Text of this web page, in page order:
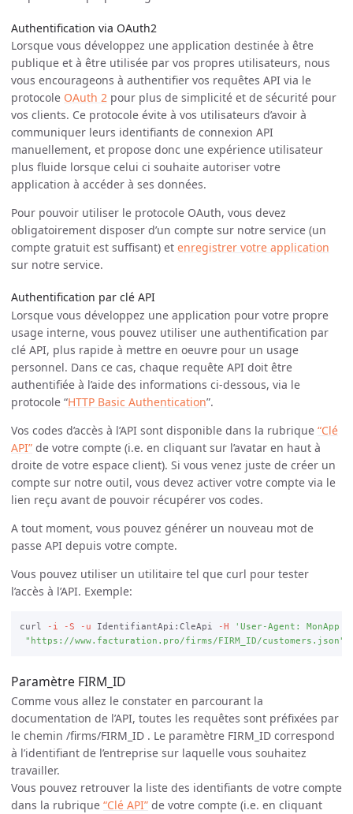
Authentification via OAuth2
Lorsque vous développez une application destinée à être
publique et à être utilisée par vos propres utilisateurs, nous
vous encourageons à authentifier vos requêtes API via le
protocole OAuth 2 pour plus de simplicité et de sécurité pour
vos clients. Ce protocole évite à vos utilisateurs d’avoir à
communiquer leurs identifiants de connexion API
manuellement, et propose donc une expérience utilisateur
plus fluide lorsque celui ci souhaite autoriser votre
application à accéder à ses données.
Pour pouvoir utiliser le protocole OAuth, vous devez
obligatoirement disposer d’un compte sur notre service (un
compte gratuit est suffisant) et enregistrer votre application
sur notre service.
Authentification par clé API
Lorsque vous développez une application pour votre propre
usage interne, vous pouvez utiliser une authentification par
clé API, plus rapide à mettre en oeuvre pour un usage
personnel. Dans ce cas, chaque requête API doit être
authentifiée à l’aide des informations ci-dessous, via le
protocole “HTTP Basic Authentication”.
Vos codes d’accès à l’API sont disponible dans la rubrique “Clé
API” de votre compte (i.e. en cliquant sur l’avatar en haut à
droite de votre espace client). Si vous venez juste de créer un
compte sur notre outil, vous devez activer votre compte via le
lien reçu avant de pouvoir récupérer vos codes.
A tout moment, vous pouvez générer un nouveau mot de
passe API depuis votre compte.
Vous pouvez utiliser un utilitaire tel que curl pour tester
l’accès à l’API. Exemple:
curl -i -S -u IdentifiantApi:CleApi -H
'User-Agent: MonApp
"https://www.facturation.pro/firms/FIRM_ID/customers.json"
Paramètre FIRM_ID
Comme vous allez le constater en parcourant la
documentation de l’API, toutes les requêtes sont préfixées par
le chemin /firms/FIRM_ID . Le paramètre FIRM_ID correspond
à l’identifiant de l’entreprise sur laquelle vous souhaitez
travailler.
Vous pouvez retrouver la liste des identifiants de votre compte
dans la rubrique “Clé API” de votre compte (i.e. en cliquant